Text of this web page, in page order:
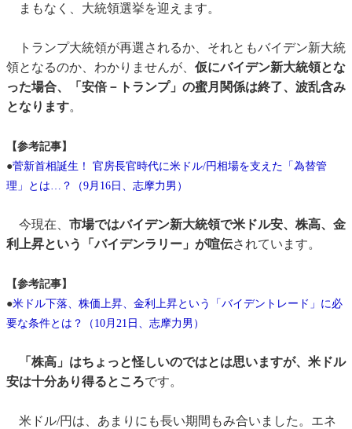
まもなく、大統領選挙を迎えます。
トランプ大統領が再選されるか、それともバイデン新大統
領となるのか、わかりませんが、 仮にバイデン新大統領とな
った場合、「安倍－トランプ」の蜜月関係は終了、波乱含み
となります。
【参考記事】
●菅新首相誕生！ 官房長官時代に米ドル/円相場を支えた「為替管
理」とは…？（9月16日、志摩力男）
今現在、 市場ではバイデン新大統領で米ドル安、株高、金
利上昇という「バイデンラリー」が喧伝されています。
【参考記事】
●米ドル下落、株価上昇、金利上昇という「バイデントレード」に必
要な条件とは？（10月21日、志摩力男）
「株高」はちょっと怪しいのではとは思いますが、米ドル
安は十分あり得るところです。
米ドル/円は、あまりにも長い期間もみ合いました。エネ